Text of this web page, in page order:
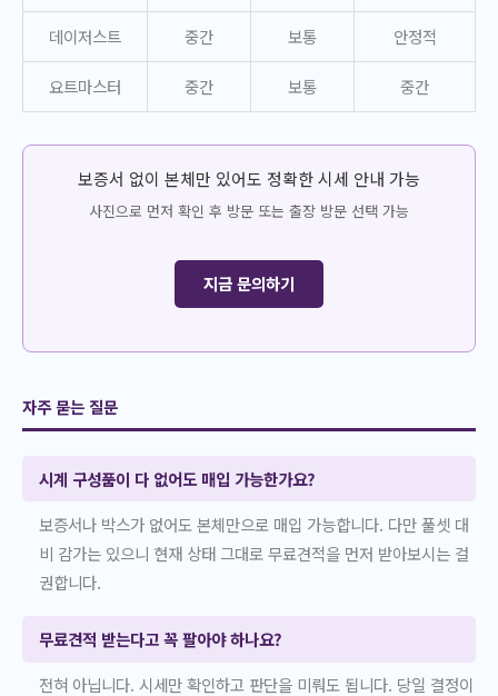
데이저스트 중간 보통 안정적
요트마스터 중간 보통 중간
보증서 없이 본체만 있어도 정확한 시세 안내 가능
사진으로 먼저 확인 후 방문 또는 출장 방문 선택 가능
지금 문의하기
자주 묻는 질문
시계 구성품이 다 없어도 매입 가능한가요?
보증서나 박스가 없어도 본체만으로 매입 가능합니다. 다만 풀셋 대
비 감가는 있으니 현재 상태 그대로 무료견적을 먼저 받아보시는 걸
권합니다.
무료견적 받는다고 꼭 팔아야 하나요?
전혀 아닙니다. 시세만 확인하고 판단을 미뤄도 됩니다. 당일 결정이